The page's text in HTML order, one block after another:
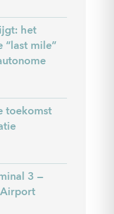
het
“last mile”
toekomst
3 —